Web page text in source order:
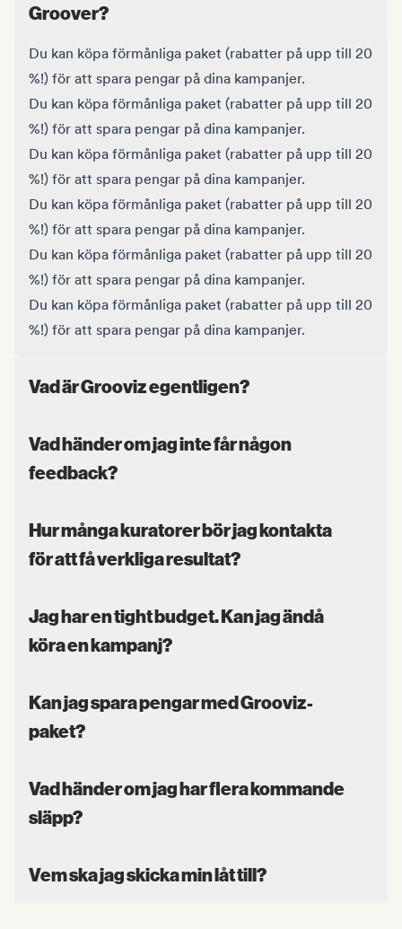
Groover?
Du kan köpa förmånliga paket (rabatter på upp till 20
%!) för att spara pengar på dina kampanjer.
Du kan köpa förmånliga paket (rabatter på upp till 20
%!) för att spara pengar på dina kampanjer.
Du kan köpa förmånliga paket (rabatter på upp till 20
%!) för att spara pengar på dina kampanjer.
Du kan köpa förmånliga paket (rabatter på upp till 20
%!) för att spara pengar på dina kampanjer.
Du kan köpa förmånliga paket (rabatter på upp till 20
%!) för att spara pengar på dina kampanjer.
Du kan köpa förmånliga paket (rabatter på upp till 20
%!) för att spara pengar på dina kampanjer.
Vad är Grooviz egentligen?
Vad händer om jag inte får någon
feedback?
Hur många kuratorer bör jag kontakta
för att få verkliga resultat?
Jag har en tight budget. Kan jag ändå
köra en kampanj?
Kan jag spara pengar med Grooviz-
paket?
Vad händer om jag har flera kommande
släpp?
Vem ska jag skicka min låt till?